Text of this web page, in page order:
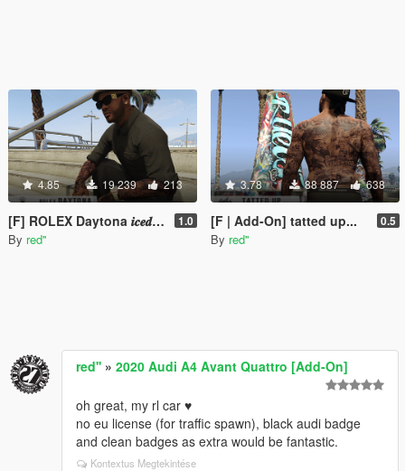
4.85 19 239 213
[F] ROLEX Daytona 𝒊𝒄𝒆𝒅 𝒐𝒖𝒕 1.0
By red''
3.78 88 887 638
[F | Add-On] tatted up... 0.5
By red''
red'' » 2020 Audi A4 Avant Quattro [Add-On]
oh great, my rl car ♥️
no eu license (for traffic spawn), black audi badge
and clean badges as extra would be fantastic.
Kontextus Megtekintése